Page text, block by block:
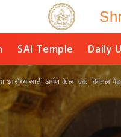
SAI Temple Daily
आरोग्यासाठी अर्पण केला एक क्विंटल